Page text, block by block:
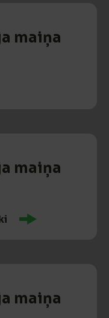
maiņa
maiņa
maiņa